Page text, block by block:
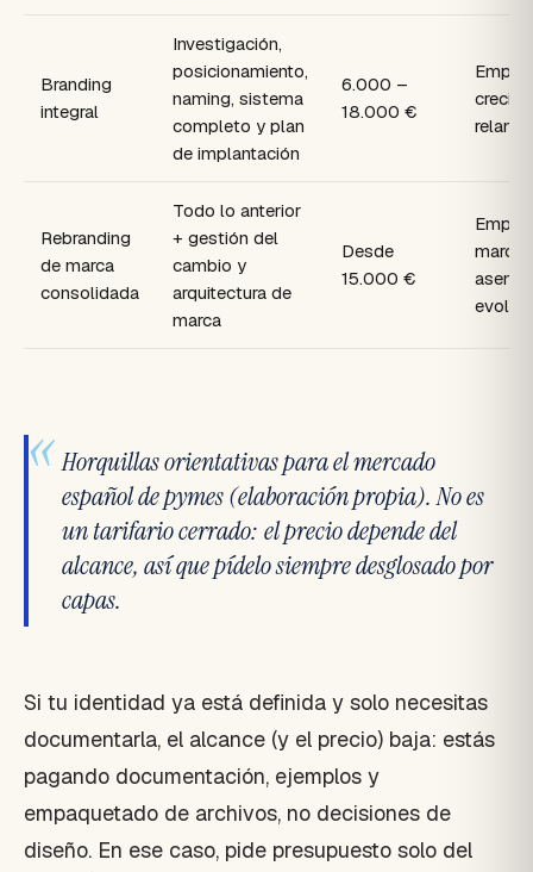
Branding
integral
Investigación,
posicionamiento,
naming, sistema
completo y plan
de implantación
6.000 –
18.000 €
Rebranding
de marca
consolidada
Todo lo anterior
+ gestión del
cambio y
arquitectura de
marca
Desde
15.000 €
marca
« Horquillas orientativas para el mercado
español de pymes (elaboración propia). No es
un tarifario cerrado: el precio depende del
alcance, así que pídelo siempre desglosado por
capas.
Si tu identidad ya está definida y solo necesitas
documentarla, el alcance (y el precio) baja: estás
pagando documentación, ejemplos y
empaquetado de archivos, no decisiones de
diseño. En ese caso, pide presupuesto solo del